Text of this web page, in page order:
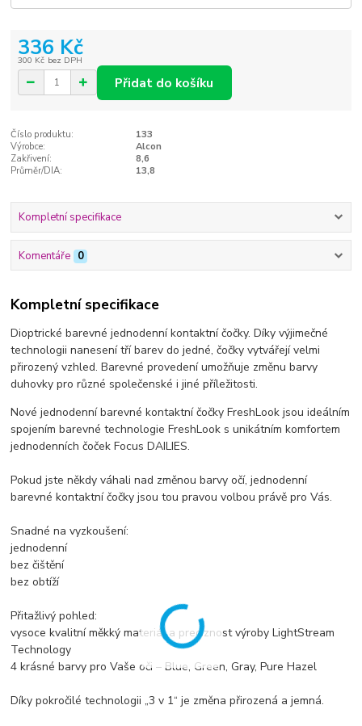
336 Kč
300 Kč bez DPH
Přidat do košíku
Číslo produktu:
133
Výrobce:
Alcon
Zakřivení:
8,6
Průměr/DIA:
13,8
Kompletní specifikace
Komentáře 0
Kompletní specifikace
Dioptrické barevné jednodenní kontaktní čočky. Díky výjimečné
technologii nanesení tří barev do jedné, čočky vytvářejí velmi
přirozený vzhled. Barevné provedení umožňuje změnu barvy
duhovky pro různé společenské i jiné příležitosti.
Nové jednodenní barevné kontaktní čočky FreshLook jsou ideálním
spojením barevné technologie FreshLook s unikátním komfortem
jednodenních čoček Focus DAILIES.
Pokud jste někdy váhali nad změnou barvy očí, jednodenní
barevné kontaktní čočky jsou tou pravou volbou právě pro Vás.
Snadné na vyzkoušení:
jednodenní
bez čištění
bez obtíží
Přitažlivý pohled:
vysoce kvalitní měkký materiál a preciznost výroby LightStream
Technology
4 krásné barvy pro Vaše oči – Blue, Green, Gray, Pure Hazel
Díky pokročilé technologii „3 v 1“ je změna přirozená a jemná.